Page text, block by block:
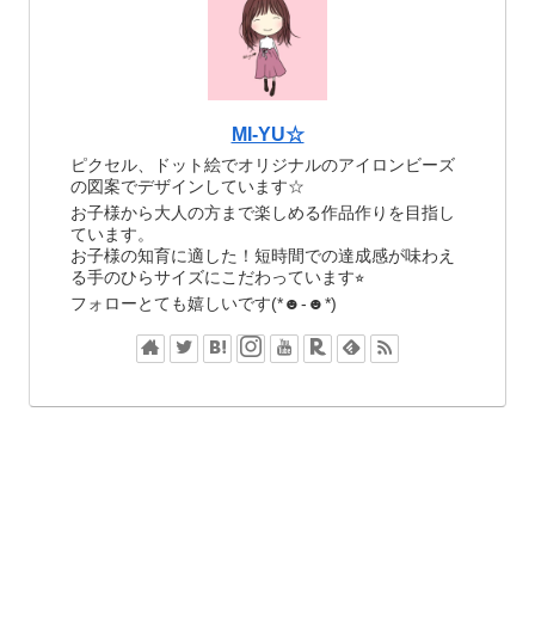
MI-YU☆
ピクセル、ドット絵でオリジナルのアイロンビーズ
の図案でデザインしています☆
お子様から大人の方まで楽しめる作品作りを目指し
ています。
お子様の知育に適した！短時間での達成感が味わえ
る手のひらサイズにこだわっています⭐︎
フォローとても嬉しいです(*☻-☻*)